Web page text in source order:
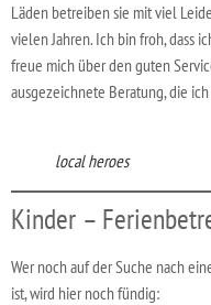
Läden betreiben sie mit viel
vielen Jahren. Ich bin froh, dass
freue mich über den guten
ausgezeichnete Beratung, die
local heroes
Kinder –
Wer noch auf der Suche nach
ist, wird hier noch fündig: